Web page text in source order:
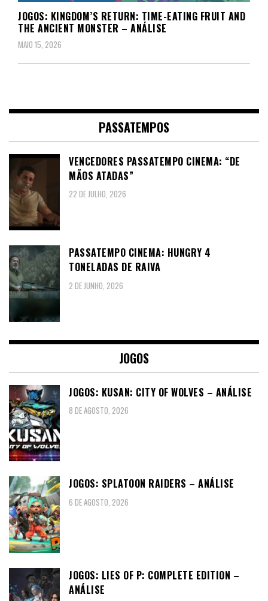
JOGOS: KINGDOM’S RETURN: TIME-EATING FRUIT AND
THE ANCIENT MONSTER – ANÁLISE
MAIO 15, 2026
PASSATEMPOS
VENCEDORES PASSATEMPO CINEMA: “DE
MÃOS ATADAS”
22 DE JULHO, 2026
PASSATEMPO CINEMA: HUNGRY 4
TONELADAS DE RAIVA
2 DE JUNHO, 2026
JOGOS
JOGOS: KUSAN: CITY OF WOLVES – ANÁLISE
8 DE AGOSTO, 2026
JOGOS: SPLATOON RAIDERS – ANÁLISE
6 DE AGOSTO, 2026
JOGOS: LIES OF P: COMPLETE EDITION –
ANÁLISE